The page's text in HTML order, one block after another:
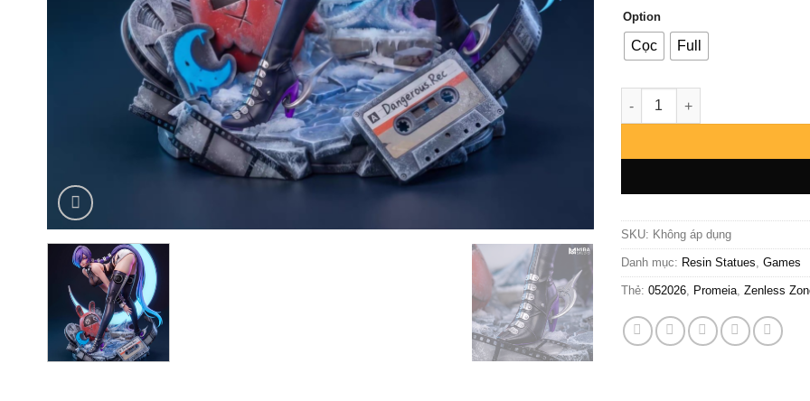
Option
Cọc Full
Zenless Zone Zero - Promeia
SKU: Không áp dụng
Danh mục: Resin Statues, Games
Thẻ: 052026, Promeia, Zenless